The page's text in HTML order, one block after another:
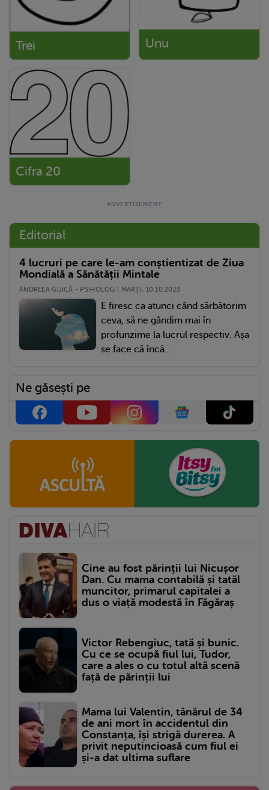
Trei Unu
Cifra 20
Editorial
4 lucruri pe care le-am conștientizat de Ziua
Mondială a Sănătății Mintale
ANDREEA GUICĂ - PSIHOLOG | MARŢI, 10.10.2023
E firesc ca atunci când sărbătorim
ceva, să ne gândim mai în
profunzime la lucrul respectiv. Așa
se face că încă...
Ne găsești pe
Cine au fost părinții lui Nicușor
Dan. Cu mama contabilă și tatăl
muncitor, primarul capitalei a
dus o viață modestă în Făgăraș
Victor Rebengiuc, tată și bunic.
Cu ce se ocupă fiul lui, Tudor,
care a ales o cu totul altă scenă
față de părinții lui
Mama lui Valentin, tânărul de 34
de ani mort în accidentul din
Constanța, își strigă durerea. A
privit neputincioasă cum fiul ei
și-a dat ultima suflare